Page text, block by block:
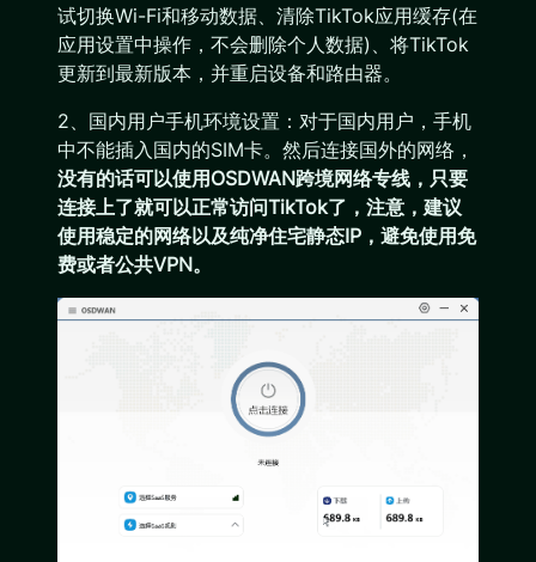
试切换Wi-Fi和移动数据、清除TikTok应用缓存(在
应用设置中操作，不会删除个人数据)、将TikTok
更新到最新版本，并重启设备和路由器。
2、国内用户手机环境设置：对于国内用户，手机
中不能插入国内的SIM卡。然后连接国外的网络，
没有的话可以使用OSDWAN跨境网络专线，只要
连接上了就可以正常访问TikTok了，注意，建议
使用稳定的网络以及纯净住宅静态IP，避免使用免
费或者公共VPN。